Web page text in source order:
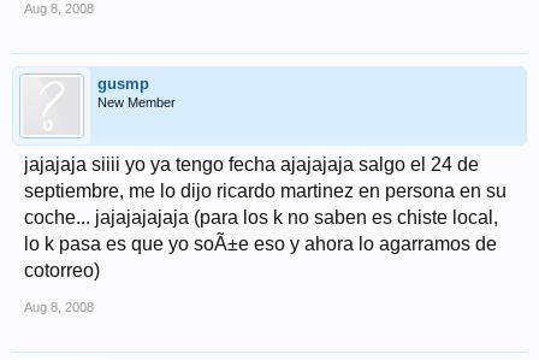
Aug 8, 2008
gusmp
New Member
jajajaja siiii yo ya tengo fecha ajajajaja salgo el 24 de
septiembre, me lo dijo ricardo martinez en persona en su
coche... jajajajajaja (para los k no saben es chiste local,
lo k pasa es que yo soÃ±e eso y ahora lo agarramos de
cotorreo)
Aug 8, 2008